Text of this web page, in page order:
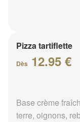
Pizza tartiflette
Dès 12.95 €
Base crème
terre, oignons,